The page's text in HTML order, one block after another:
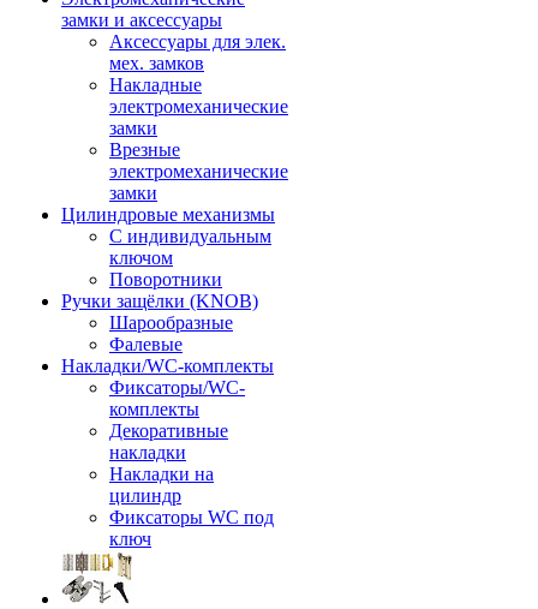
замки и аксессуары
Аксессуары для элек.
мех. замков
Накладные
электромеханические
замки
Врезные
электромеханические
замки
Цилиндровые механизмы
С индивидуальным
ключом
Поворотники
Ручки защёлки (KNOB)
Шарообразные
Фалевые
Накладки/WC-комплекты
Фиксаторы/WC-
комплекты
Декоративные
накладки
Накладки на
цилиндр
Фиксаторы WC под
ключ